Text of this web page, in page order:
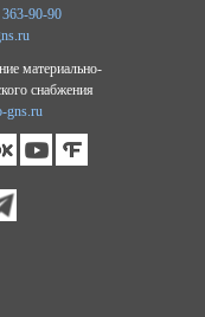
90-90
материально-
снабжения
gns.ru